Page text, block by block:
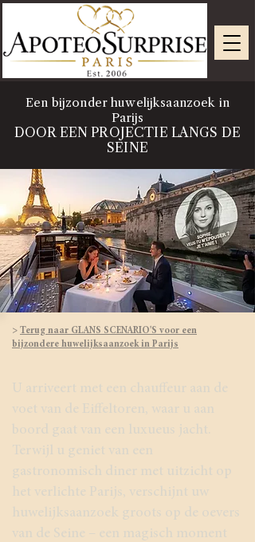
Een bijzonder huwelijksaanzoek in
Parijs
DOOR EEN PROJECTIE LANGS DE
SEINE
> Terug naar GLANS SCENARIO'S voor een
bijzondere huwelijksaanzoek in Parijs
U arriveert met een chauffeur aan de
voet van de Eiffeltoren, waar u aan
boord gaat van een luxueus jacht.
Terwijl u geniet van een
gastronomisch diner met uitzicht op
het verlichte Parijs, verschijnt uw
huwelijksaanzoek groots op de oevers
van de Seine – een magisch moment